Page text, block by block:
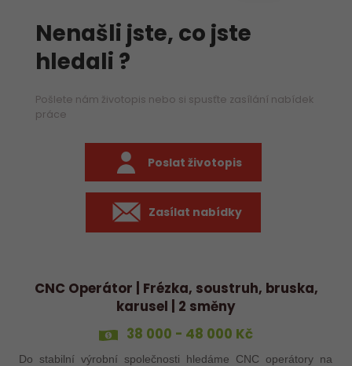
Nenašli jste, co jste
hledali ?
Pošlete nám životopis nebo si spusťte zasílání nabídek
práce
Poslat životopis
Zasílat nabídky
CNC Operátor | Frézka, soustruh, bruska,
karusel | 2 směny
38 000 - 48 000 Kč
Do stabilní výrobní společnosti hledáme CNC operátory na